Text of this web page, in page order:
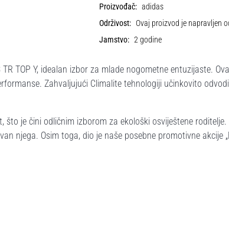
Proizvođač: adidas
Održivost: Ovaj proizvod je napravljen
Jamstvo: 2 godine
TOP Y, idealan izbor za mlade nogometne entuzijaste.
Zahvaljujući Climalite tehnologiji učinkovito
je čini odličnim izborom za ekološki osviještene
njega. Osim toga, dio je naše posebne promotivne akcije